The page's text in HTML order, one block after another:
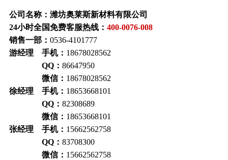
公司名称：潍坊奥莱斯新材料有限公司
24小时全国免费客服热线： 400-0076-008
销售一部： 0536-4101777
游经理 手机： 18678028562
QQ： 86647950
微信： 18678028562
徐经理 手机： 18653668101
QQ： 82308689
微信： 18653668101
张经理 手机： 15662562758
QQ： 83708300
微信： 15662562758